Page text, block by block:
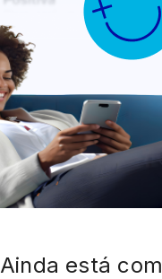
Ainda está com